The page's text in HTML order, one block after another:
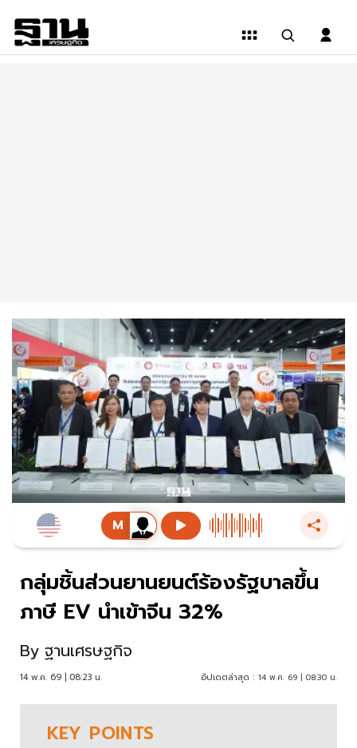
กลุ่มชิ้นส่วนยานยนต์ร้องรัฐบาลขึ้น
ภาษี EV นำเข้าจีน 32%
By ฐานเศรษฐกิจ
14 พ.ค. 69 | 08:23 น. อัปเดตล่าสุด : 14 พ.ค. 69 | 08:30 น.
KEY POINTS